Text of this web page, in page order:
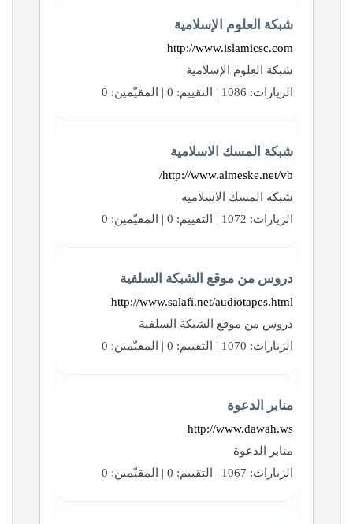
شبكة العلوم الإسلامية
http://www.islamicsc.com
شبكة العلوم الإسلامية
الزيارات: 1086 | التقييم: 0 | المقيّمين: 0
شبكة المسك الاسلامية
http://www.almeske.net/vb/
شبكة المسك الاسلامية
الزيارات: 1072 | التقييم: 0 | المقيّمين: 0
دروس من موقع الشبكة السلفية
http://www.salafi.net/audiotapes.html
دروس من موقع الشبكة السلفية
الزيارات: 1070 | التقييم: 0 | المقيّمين: 0
منابر الدعوة
http://www.dawah.ws
منابر الدعوة
الزيارات: 1067 | التقييم: 0 | المقيّمين: 0